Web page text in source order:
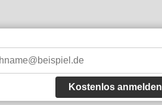
Kostenlos anmelden